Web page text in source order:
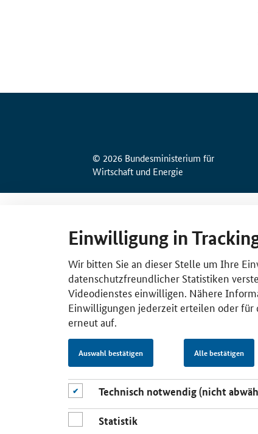
© 2026 Bundesministerium für
Wirtschaft und Energie
Einwilligung in
Wir bitten Sie an dieser Stelle um Ihre
datenschutzfreundlicher Statistiken
Videodienstes einwilligen. Nähere
Einwilligungen jederzeit erteilen oder für
erneut auf.
Auswahl bestätigen Alle bestätigen
Technisch notwendig (nicht
Statistik